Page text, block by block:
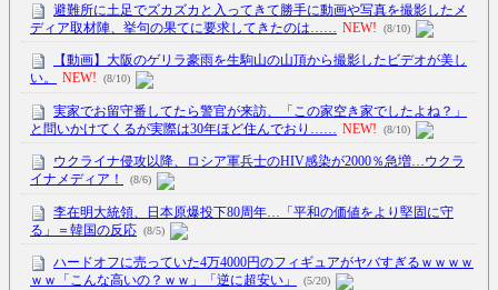
避難所に土足でズカズカと入ってきて勝手に動画や写真を撮影したメ
ディア取材陣、挙句の果てに要求してきたのは…… NEW! (8/10)
【動画】大阪のゲリラ豪雨を生駒山の山頂から撮影したビデオが美し
い。
NEW! (8/10)
実家でお留守番してたら警官が来訪、「この家空き家でしたよね？」
と問いかけてくるが実際は30年ほど住んでおり…… NEW! (8/10)
ウクライナ侵攻以降、ロシア軍兵士のHIV感染が2000％急増…ウクラ
イナメディア！
(8/6)
李在明大統領、日本原爆投下80周年…「平和の価値をより堅固に守
る」＝韓国の反応 (8/5)
ハードオフに売っていた4万4000円のフィギュアがヤバすぎるｗｗｗｗ
ｗｗ「こんな高いの？ｗｗ」「逆に超安い」
(5/20)